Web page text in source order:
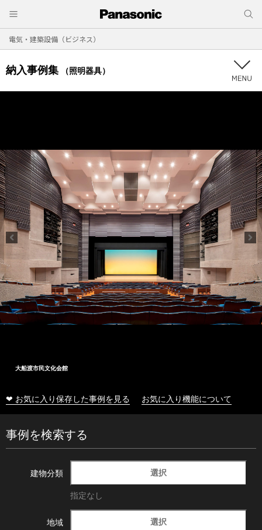
電気・建築設備（ビジネス）
納入事例集 （照明器具）
大船渡市民文化会館
❤ お気に入り保存した事例を見る お気に入り機能について
事例を検索する
建物分類 選択
指定なし
地域 選択